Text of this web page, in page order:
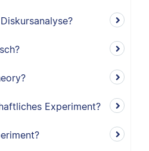
Experiment?